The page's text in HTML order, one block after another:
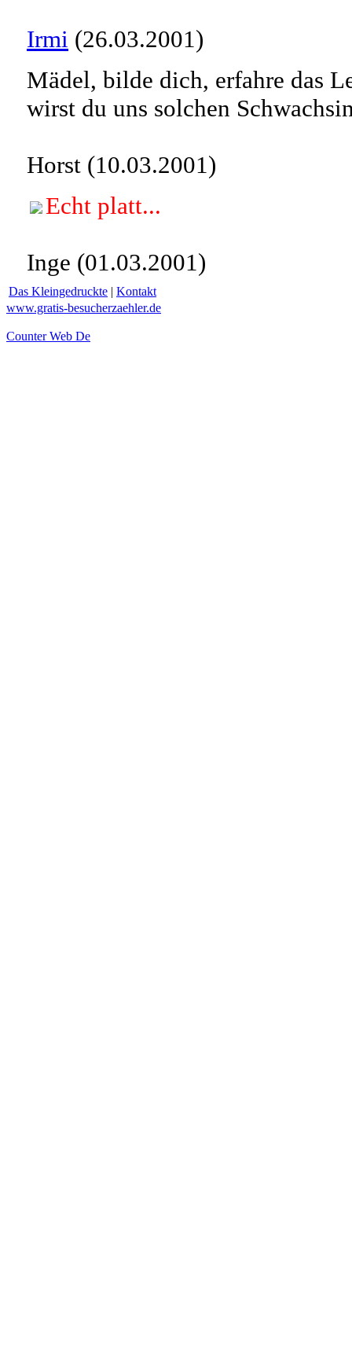
Irmi (26.03.2001)
Mädel, bilde dich, erfahre das
wirst du uns solchen
Horst (10.03.2001)
Echt platt...
Inge (01.03.2001)
Das Kleingedruckte | Kontakt
www.gratis-besucherzaehler.de
Counter Web De